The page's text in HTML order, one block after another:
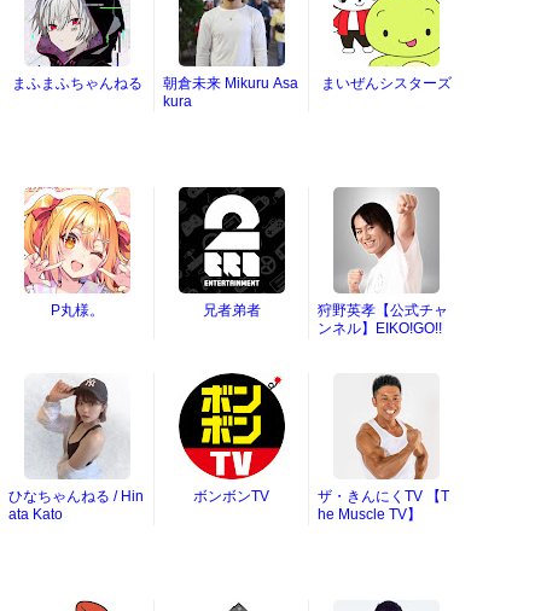
まふまふちゃんねる
朝倉未来 Mikuru Asa
kura
まいぜんシスターズ
P丸様。 兄者弟者
狩野英孝【公式チャ
ンネル】EIKO!GO!!
ひなちゃんねる / Hin
ata Kato
ボンボンTV
ザ・きんにくTV 【T
he Muscle TV】